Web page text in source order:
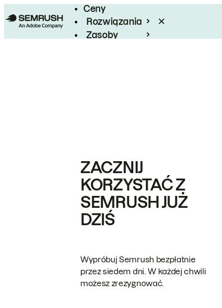
Ceny
Rozwiązania
Zasoby
ZACZNIJ
KORZYSTAĆ Z
SEMRUSH JUŻ
DZIŚ
Wypróbuj Semrush bezpłatnie
przez siedem dni. W każdej chwili
możesz zrezygnować.